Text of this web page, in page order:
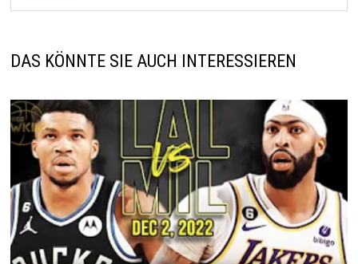
DAS KÖNNTE SIE AUCH INTERESSIEREN